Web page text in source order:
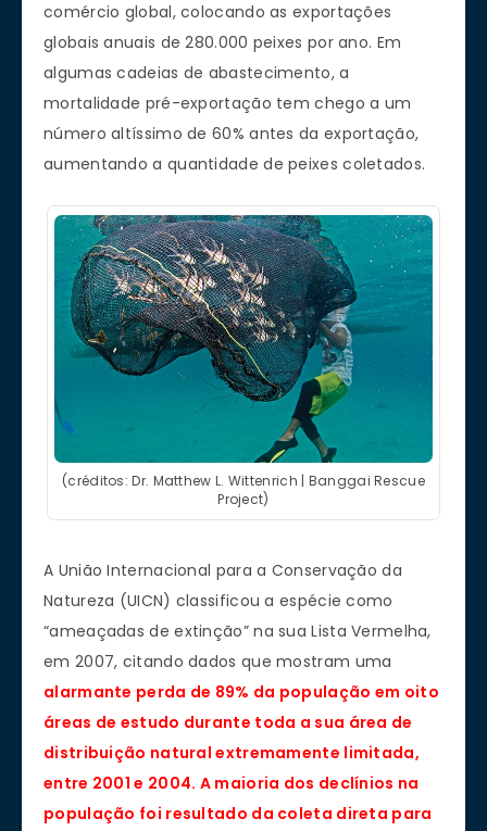
comércio global, colocando as exportações
globais anuais de 280.000 peixes por ano. Em
algumas cadeias de abastecimento, a
mortalidade pré-exportação tem chego a um
número altíssimo de 60% antes da exportação,
aumentando a quantidade de peixes coletados.
(créditos: Dr. Matthew L. Wittenrich | Banggai Rescue
Project)
A União Internacional para a Conservação da
Natureza (UICN) classificou a espécie como
“ameaçadas de extinção” na sua Lista Vermelha,
em 2007, citando dados que mostram uma
alarmante perda de 89% da população em oito
áreas de estudo durante toda a sua área de
distribuição natural extremamente limitada,
entre 2001 e 2004. A maioria dos declínios na
população foi resultado da coleta direta para